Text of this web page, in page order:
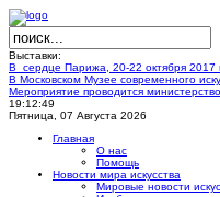
Выставки:
В сердце Парижа, 20-22 октября 2017
В Московском Музее современного
Мероприятие проводится
19:12:49
Пятница, 07 Августа 2026
Главная
О нас
Помощь
Новости мира искусства
Мировые новости